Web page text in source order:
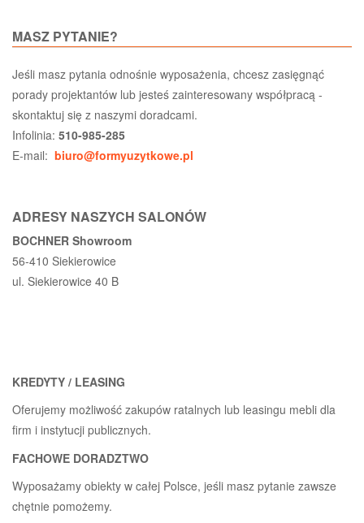
MASZ PYTANIE?
Jeśli masz pytania odnośnie wyposażenia, chcesz zasięgnąć
porady projektantów lub jesteś zainteresowany współpracą -
skontaktuj się z naszymi doradcami.
Infolinia: 510-985-285
E-mail: biuro@formyuzytkowe.pl
ADRESY NASZYCH SALONÓW
BOCHNER Showroom
56-410 Siekierowice
ul. Siekierowice 40 B
KREDYTY / LEASING
Oferujemy możliwość zakupów ratalnych lub leasingu mebli dla
firm i instytucji publicznych.
FACHOWE DORADZTWO
Wyposażamy obiekty w całej Polsce, jeśli masz pytanie zawsze
chętnie pomożemy.